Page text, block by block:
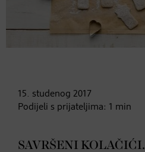
15. studenog 2017
Podijeli s prijateljima: 1 min
SAVRŠENI KOLAČIĆI.